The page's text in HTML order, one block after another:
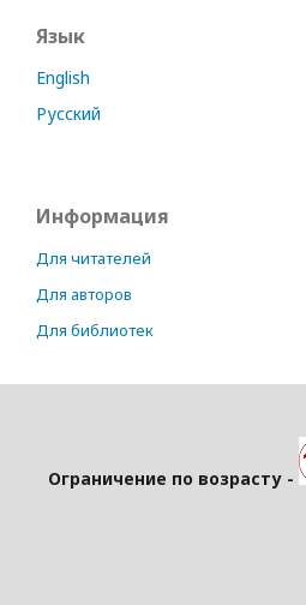
Язык
English
Русский
Информация
Для читателей
Для авторов
Для библиотек
Ограничение по возрасту -